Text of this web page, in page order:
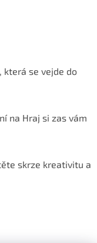
která se vejde do
na Hraj si zas vám
skrze kreativitu a